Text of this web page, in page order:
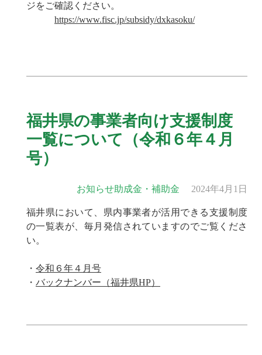
ジをご確認ください。
https://www.fisc.jp/subsidy/dxkasoku/
福井県の事業者向け支援制度
一覧について（令和６年４月
号）
お知らせ助成金・補助金 2024年4月1日
福井県において、県内事業者が活用できる支援制度
の一覧表が、毎月発信されていますのでご覧くださ
い。
・ 令和６年４月号
・ バックナンバー（福井県HP）